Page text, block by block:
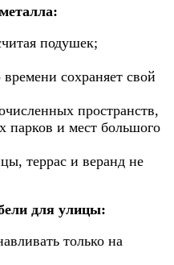
подушек;
сохраняет свой
пространств,
парков и мест большого
террас и веранд не
для улицы:
только на